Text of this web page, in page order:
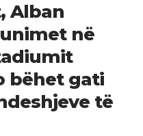
Alban
në
bëhet gati
të